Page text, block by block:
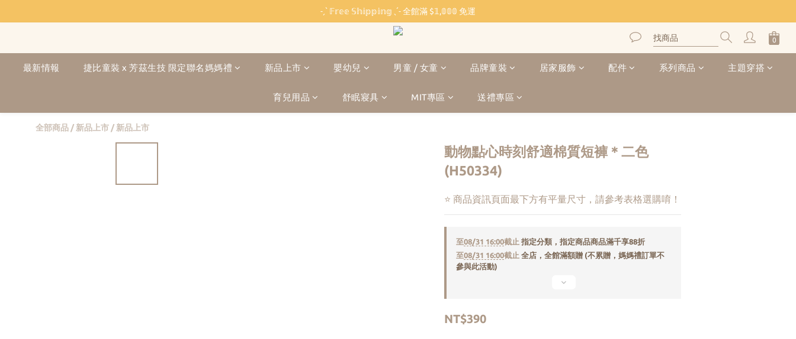
˗ˏˋ 𝔽𝕣𝕖𝕖 𝕊𝕙𝕚𝕡𝕡𝕚𝕟𝕘 ˎˊ˗ 全館滿 $𝟙,𝟘𝟘𝟘 免運
˗ˏˋ 𝔽𝕣𝕖𝕖 𝕊𝕙𝕚𝕡𝕡𝕚𝕟𝕘 ˎˊ˗ 全館滿 $𝟙,𝟘𝟘𝟘 免運
🏫 開學必備 ⸜ 四合一睡袋組 ⸝ 限時 $𝟐𝟔𝟖𝟎
🐳 清涼一夏 🎁 滿額贈 𝗕𝗔𝗕𝗬 𝗕𝗘𝗔𝗥 系列好禮
最新情報 捷比童裝 x 芳茲生技 限定聯名媽媽禮 新品上市 嬰幼兒 男童 / 女童 品牌童裝 居家服飾 配件 系列商品 主題穿搭
育兒用品 舒眠寢具 MIT專區 送禮專區
全部商品 / 新品上市 / 新品上市
動物點心時刻舒適棉質短褲＊二色
(H50334)
⭐ 商品資訊頁面最下方有平量尺寸，請參考表格選購唷！
至08/31 16:00截止 指定分類，指定商品商品滿千享88折
至08/31 16:00截止 全店，全館滿額贈 (不累贈，媽媽禮訂單不
參與此活動)
NT$390